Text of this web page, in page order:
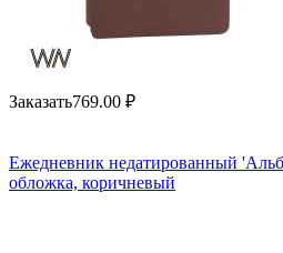
Заказать769.00 ₽
Ежедневник недатированный
обложка, коричневый